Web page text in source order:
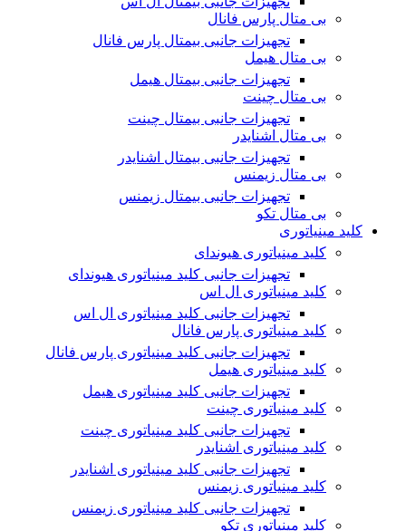
بی متال پارس فانال
تجهیزات جانبی بیمتال پارس فانال
بی متال هیمل
تجهیزات جانبی بیمتال هیمل
بی متال چینت
تجهیزات جانبی بیمتال چینت
بی متال اشنایدر
تجهیزات جانبی بیمتال اشنایدر
بی متال زیمنس
تجهیزات جانبی بیمتال زیمنس
بی متال تکو
کلید مینیاتوری
کلید مینیاتوری هیوندای
تجهیزات جانبی کلید مینیاتوری هیوندای
کلید مینیاتوری ال اس
تجهیزات جانبی کلید مینیاتوری ال اس
کلید مینیاتوری پارس فانال
تجهیزات جانبی کلید مینیاتوری پارس فانال
کلید مینیاتوری هیمل
تجهیزات جانبی کلید مینیاتوری هیمل
کلید مینیاتوری چینت
تجهیزات جانبی کلید مینیاتوری چینت
کلید مینیاتوری اشنایدر
تجهیزات جانبی کلید مینیاتوری اشنایدر
کلید مینیاتوری زیمنس
تجهیزات جانبی کلید مینیاتوری زیمنس
کلید مینیاتوری تکو